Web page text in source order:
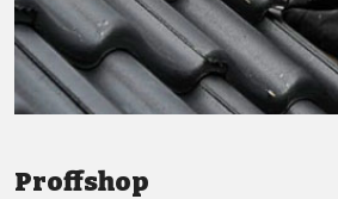
Proffshop